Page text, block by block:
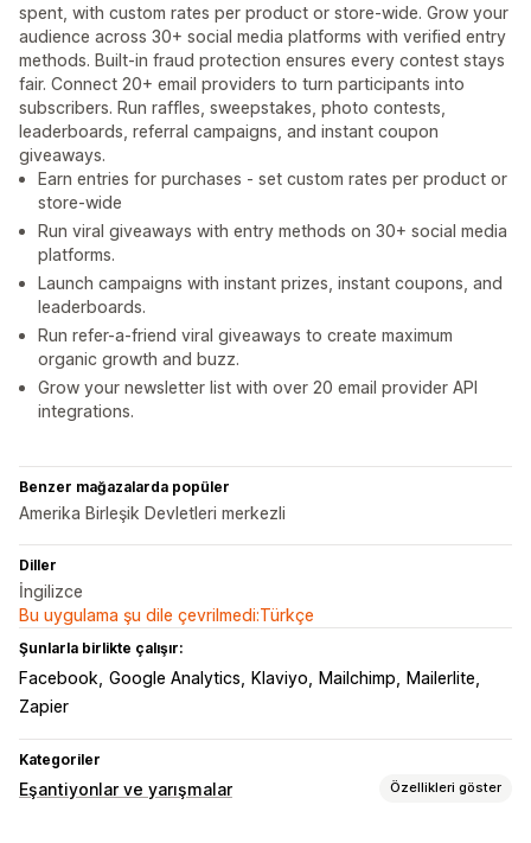
spent, with custom rates per product or store-wide. Grow your
audience across 30+ social media platforms with verified entry
methods. Built-in fraud protection ensures every contest stays
fair. Connect 20+ email providers to turn participants into
subscribers. Run raffles, sweepstakes, photo contests,
leaderboards, referral campaigns, and instant coupon
giveaways.
Earn entries for purchases - set custom rates per product or
store-wide
Run viral giveaways with entry methods on 30+ social media
platforms.
Launch campaigns with instant prizes, instant coupons, and
leaderboards.
Run refer-a-friend viral giveaways to create maximum
organic growth and buzz.
Grow your newsletter list with over 20 email provider API
integrations.
Benzer mağazalarda popüler
Amerika Birleşik Devletleri merkezli
Diller
İngilizce
Bu uygulama şu dile çevrilmedi:Türkçe
Şunlarla birlikte çalışır:
Facebook Google Analytics Klaviyo Mailchimp Mailerlite
Zapier
Kategoriler
Eşantiyonlar ve yarışmalar Özellikleri göster